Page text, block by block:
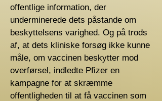
offentlige information, der
underminerede dets påstande om
beskyttelsens varighed. Og på trods
af, at dets kliniske forsøg ikke kunne
måle, om vaccinen beskytter mod
overførsel, indledte Pfizer en
kampagne for at skræmme
offentligheden til at få vaccinen som